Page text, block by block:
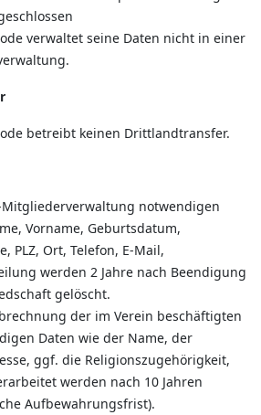
verwaltet seine Daten nicht in einer
betreibt keinen Drittlandtransfer.
notwendigen
Vorname, Geburtsdatum,
PLZ, Ort, Telefon, E-Mail,
werden 2 Jahre nach Beendigung
gelöscht.
der im Verein beschäftigten
Daten wie der Name, der
ggf. die Religionszugehörigkeit,
werden nach 10 Jahren
Aufbewahrungsfrist).